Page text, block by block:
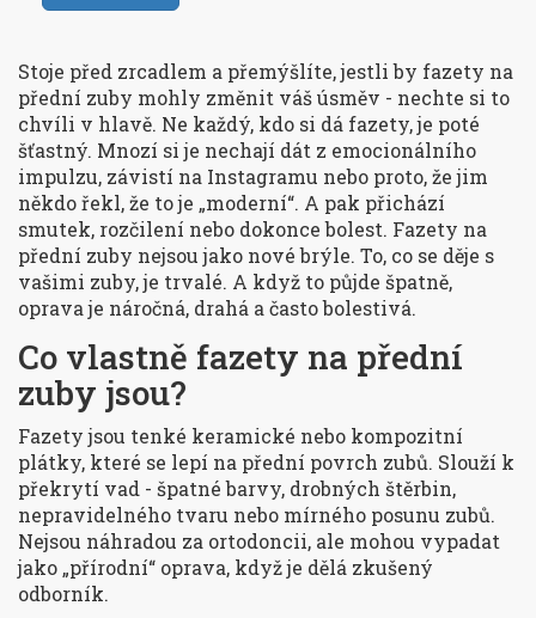
Stoje před zrcadlem a přemýšlíte, jestli by fazety na
přední zuby mohly změnit váš úsměv - nechte si to
chvíli v hlavě. Ne každý, kdo si dá fazety, je poté
šťastný. Mnozí si je nechají dát z emocionálního
impulzu, závistí na Instagramu nebo proto, že jim
někdo řekl, že to je „moderní“. A pak přichází
smutek, rozčilení nebo dokonce bolest. Fazety na
přední zuby nejsou jako nové brýle. To, co se děje s
vašimi zuby, je trvalé. A když to půjde špatně,
oprava je náročná, drahá a často bolestivá.
Co vlastně fazety na přední
zuby jsou?
Fazety jsou tenké keramické nebo kompozitní
plátky, které se lepí na přední povrch zubů. Slouží k
překrytí vad - špatné barvy, drobných štěrbin,
nepravidelného tvaru nebo mírného posunu zubů.
Nejsou náhradou za ortodoncii, ale mohou vypadat
jako „přírodní“ oprava, když je dělá zkušený
odborník.